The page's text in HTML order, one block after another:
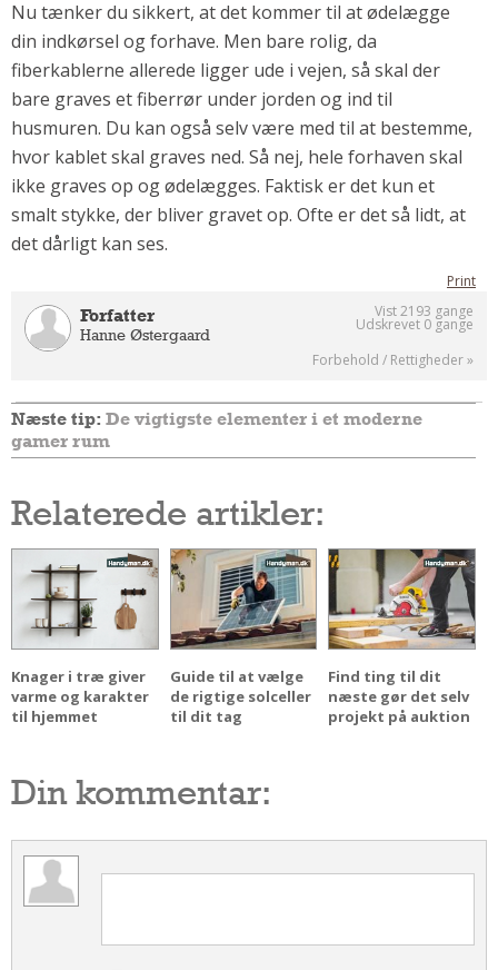
Nu tænker du sikkert, at det kommer til at ødelægge
din indkørsel og forhave. Men bare rolig, da
fiberkablerne allerede ligger ude i vejen, så skal der
bare graves et fiberrør under jorden og ind til
husmuren. Du kan også selv være med til at bestemme,
hvor kablet skal graves ned. Så nej, hele forhaven skal
ikke graves op og ødelægges. Faktisk er det kun et
smalt stykke, der bliver gravet op. Ofte er det så lidt, at
det dårligt kan ses.
Print
Forfatter
Hanne Østergaard
Vist 2193 gange
Udskrevet 0 gange
Forbehold / Rettigheder »
Næste tip: De vigtigste elementer i et moderne
gamer rum
Relaterede artikler:
Knager i træ giver
varme og karakter
til hjemmet
Guide til at vælge
de rigtige solceller
til dit tag
Find ting til dit
næste gør det selv
projekt på auktion
Din kommentar: